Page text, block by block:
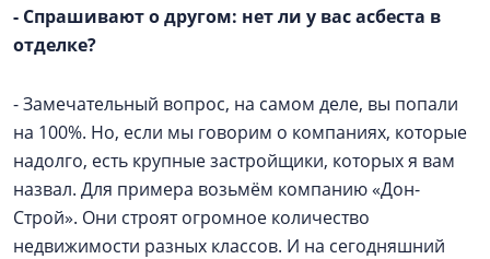
- Спрашивают о другом: нет ли у вас асбеста в
отделке?
- Замечательный вопрос, на самом деле, вы попали
на 100%. Но, если мы говорим о компаниях, которые
надолго, есть крупные застройщики, которых я вам
назвал. Для примера возьмём компанию «Дон-
Строй». Они строят огромное количество
недвижимости разных классов. И на сегодняшний